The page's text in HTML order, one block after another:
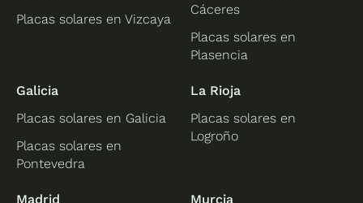
Placas solares en Vizcaya
Cáceres
Placas solares en
Plasencia
Galicia
Placas solares en Galicia
Placas solares en
Pontevedra
La Rioja
Placas solares en
Logroño
Madrid
Murcia